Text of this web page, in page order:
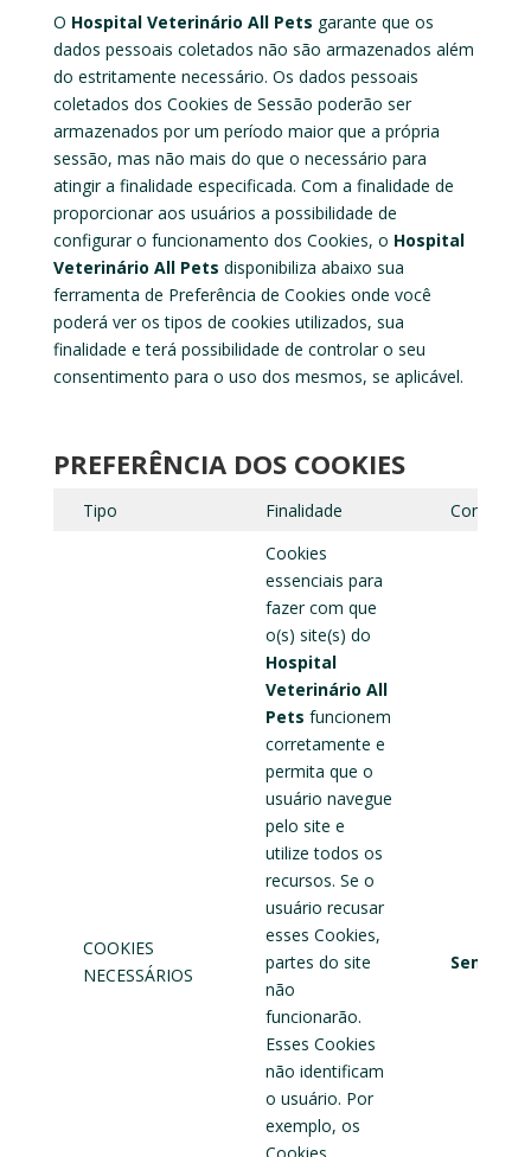
O Hospital Veterinário All Pets garante que os
dados pessoais coletados não são armazenados além
do estritamente necessário. Os dados pessoais
coletados dos Cookies de Sessão poderão ser
armazenados por um período maior que a própria
sessão, mas não mais do que o necessário para
atingir a finalidade especificada. Com a finalidade de
proporcionar aos usuários a possibilidade de
configurar o funcionamento dos Cookies, o Hospital
Veterinário All Pets disponibiliza abaixo sua
ferramenta de Preferência de Cookies onde você
poderá ver os tipos de cookies utilizados, sua
finalidade e terá possibilidade de controlar o seu
consentimento para o uso dos mesmos, se aplicável.
PREFERÊNCIA DOS COOKIES
Tipo Finalidade
COOKIES
NECESSÁRIOS
Cookies
essenciais para
fazer com que
o(s) site(s) do
Hospital
Veterinário All
Pets funcionem
corretamente e
permita que o
usuário navegue
pelo site e
utilize todos os
recursos. Se o
usuário recusar
esses Cookies,
partes do site
não
funcionarão.
Esses Cookies
não identificam
o usuário. Por
exemplo, os
Sempre